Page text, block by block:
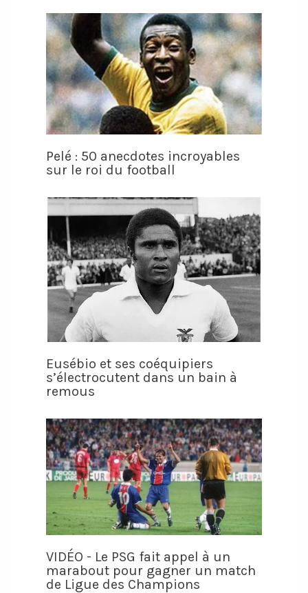
Pelé : 50 anecdotes incroyables
sur le roi du football
Eusébio et ses coéquipiers
s’électrocutent dans un bain à
remous
VIDÉO - Le PSG fait appel à un
marabout pour gagner un match
de Ligue des Champions